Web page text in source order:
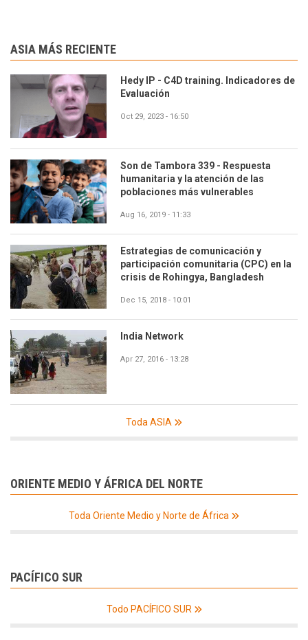
ASIA MÁS RECIENTE
Hedy IP - C4D training. Indicadores de
Evaluación
Oct 29, 2023 - 16:50
Son de Tambora 339 - Respuesta
humanitaria y la atención de las
poblaciones más vulnerables
Aug 16, 2019 - 11:33
Estrategias de comunicación y
participación comunitaria (CPC) en la
crisis de Rohingya, Bangladesh
Dec 15, 2018 - 10:01
India Network
Apr 27, 2016 - 13:28
Toda ASIA
ORIENTE MEDIO Y ÁFRICA DEL NORTE
Toda Oriente Medio y Norte de África
PACÍFICO SUR
Todo PACÍFICO SUR